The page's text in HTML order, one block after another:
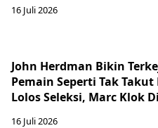
16 Juli 2026
John Herdman Bikin
Pemain Seperti Tak
Lolos Seleksi, Marc Klok
16 Juli 2026